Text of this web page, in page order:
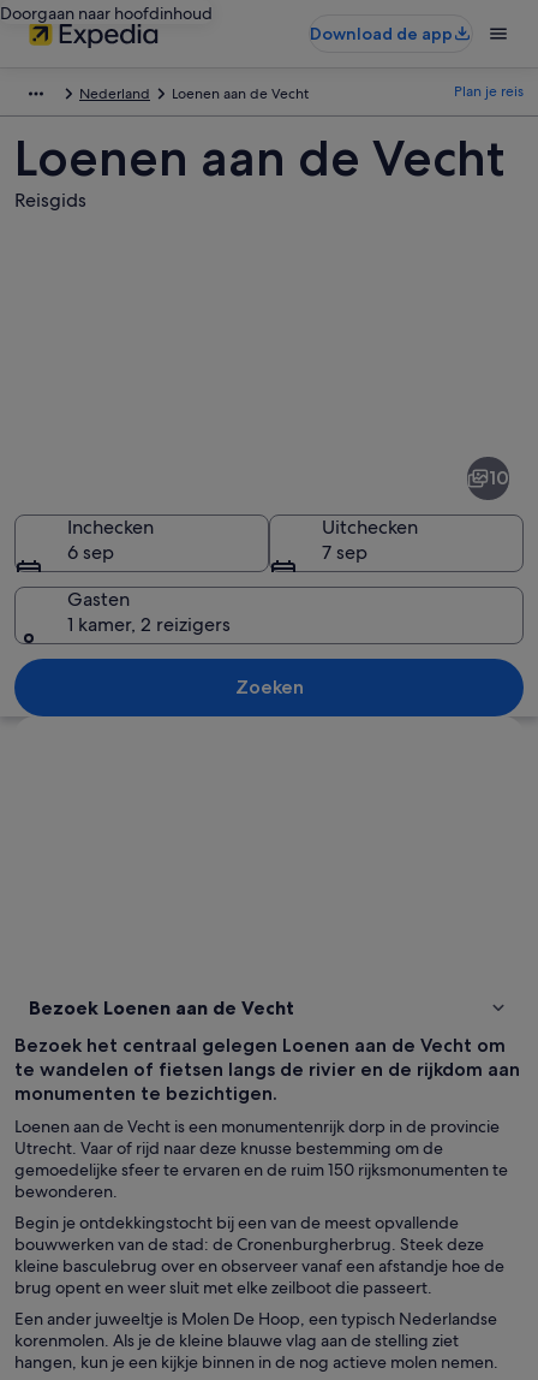
Doorgaan naar hoofdinhoud
Download de app
Nederland Loenen aan de Vecht Plan je reis
Loenen aan de Vecht
Reisgids
de
Vecht
Een gebouw van baksteen met een
10
Inchecken
6 sep
Uitchecken
7 sep
Gasten
1 kamer, 2 reizigers
Zoeken
Bezoek Loenen aan de Vecht
Bezoek het centraal gelegen Loenen aan de Vecht om
te wandelen of fietsen langs de rivier en de rijkdom aan
monumenten te bezichtigen.
Loenen aan de Vecht is een monumentenrijk dorp in de provincie
Utrecht. Vaar of rijd naar deze knusse bestemming om de
gemoedelijke sfeer te ervaren en de ruim 150 rijksmonumenten te
bewonderen.
Begin je ontdekkingstocht bij een van de meest opvallende
bouwwerken van de stad: de Cronenburgherbrug. Steek deze
kleine basculebrug over en observeer vanaf een afstandje hoe de
brug opent en weer sluit met elke zeilboot die passeert.
Een ander juweeltje is Molen De Hoop, een typisch Nederlandse
korenmolen. Als je de kleine blauwe vlag aan de stelling ziet
hangen, kun je een kijkje binnen in de nog actieve molen nemen.